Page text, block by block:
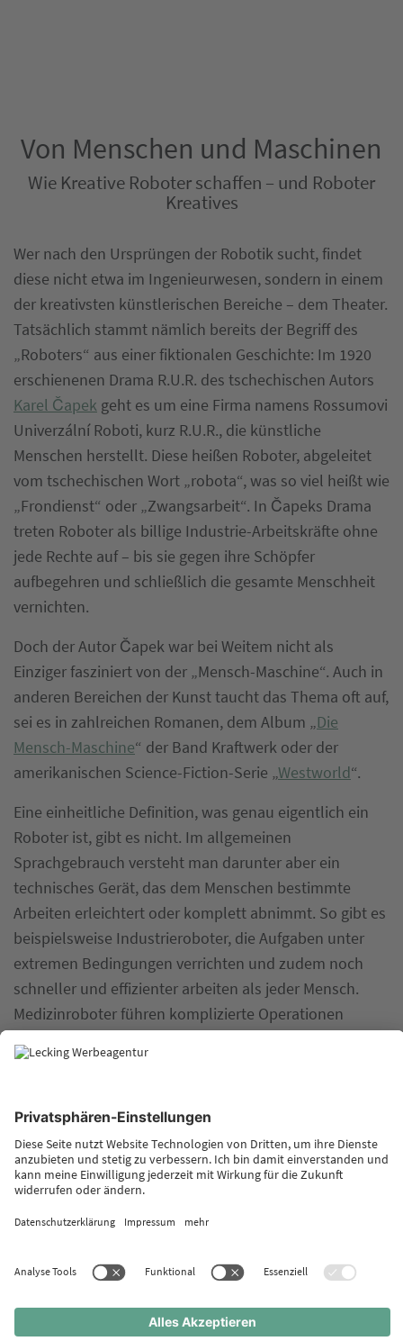
Von Menschen und Maschinen
Wie Kreative Roboter schaffen – und Roboter
Kreatives
Wer nach den Ursprüngen der Robotik sucht, findet
diese nicht etwa im Ingenieurwesen, sondern in einem
der kreativsten künstlerischen Bereiche – dem Theater.
Tatsächlich stammt nämlich bereits der Begriff des
„Roboters“ aus einer fiktionalen Geschichte: Im 1920
erschienenen Drama R.U.R. des tschechischen Autors
Karel Čapek geht es um eine Firma namens Rossumovi
Univerzální Roboti, kurz R.U.R., die künstliche
Menschen herstellt. Diese heißen Roboter, abgeleitet
vom tschechischen Wort „robota“, was so viel heißt wie
„Frondienst“ oder „Zwangsarbeit“. In Čapeks Drama
treten Roboter als billige Industrie-Arbeitskräfte ohne
jede Rechte auf – bis sie gegen ihre Schöpfer
aufbegehren und schließlich die gesamte Menschheit
vernichten.
Doch der Autor Čapek war bei Weitem nicht als
Einziger fasziniert von der „Mensch-Maschine“. Auch in
anderen Bereichen der Kunst taucht das Thema oft auf,
sei es in zahlreichen Romanen, dem Album „Die
Mensch-Maschine“ der Band Kraftwerk oder der
amerikanischen Science-Fiction-Serie „Westworld“.
Eine einheitliche Definition, was genau eigentlich ein
Roboter ist, gibt es nicht. Im allgemeinen
Sprachgebrauch versteht man darunter aber ein
technisches Gerät, das dem Menschen bestimmte
Arbeiten erleichtert oder komplett abnimmt. So gibt es
beispielsweise Industrieroboter, die Aufgaben unter
extremen Bedingungen verrichten und zudem noch
schneller und effizienter arbeiten als jeder Mensch.
Medizinroboter führen komplizierte Operationen
unliebsame Aufgaben wie das Fensterputzen,
von Robotern zu bauen und zu programmieren, ist vor
allem Wissen aus den Bereichen der Mechanik, der
Elektrotechnik und der Informatik vonnöten.
noch verfügen soll, benötigt der Entwickler Fachwissen
um das Wissen auch anzuwenden – insbesondere,
wenn der Roboter menschliche Züge aufweisen soll.